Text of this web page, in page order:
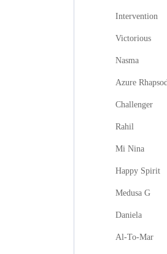
Intervention
Victorious
Nasma
Azure
Challenger
Rahil
Mi Nina
Happy Spirit
Medusa G
Daniela
Al-To-Mar